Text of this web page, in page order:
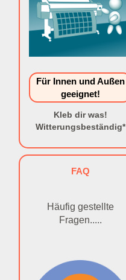
Für Innen und Außen
geeignet!
Kleb dir was!
Witterungsbeständig*
FAQ
Häufig gestellte
Fragen.....